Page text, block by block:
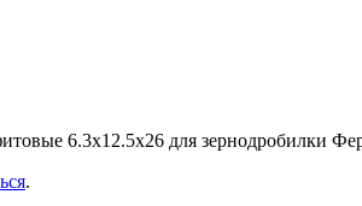
6.3х12.5х26 для зернодробилки
.